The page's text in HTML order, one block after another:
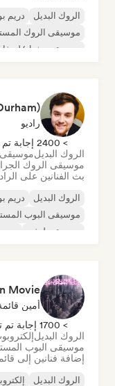
الروك البديل دريم
موسيقى الروك
موسيقى تشيل/لو-
راديو
> 2400 إجابة تم تقديمها
الروك البديلموسيقى
موسيقى الروك
بث الفنانين على
الروك البديل دريم
موسيقى البوب
موسيقى لوفي
Movie
أمين
> 1700 إجابة تم تقديمها
الروك البديل
موسيقى البوب
إضافة فنانين إلى
الروك البديل